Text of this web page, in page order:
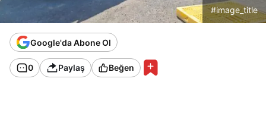
#image_title
Google'da Abone Ol
0 Paylaş Beğen